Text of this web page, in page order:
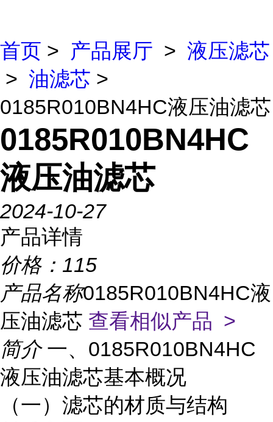
首页 > 产品展厅 > 液压滤芯
> 油滤芯 >
0185R010BN4HC液压油滤芯
0185R010BN4HC
液压油滤芯
2024-10-27
产品详情
价格： 115
产品名称0185R010BN4HC液
压油滤芯 查看相似产品 >
简介 一、0185R010BN4HC
液压油滤芯基本概况
（一）滤芯的材质与结构